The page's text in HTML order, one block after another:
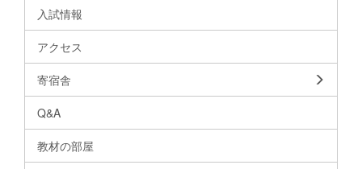
入試情報
アクセス
寄宿舎
Q&A
教材の部屋